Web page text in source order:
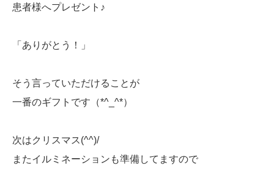
患者様へプレゼント♪
「ありがとう！」
そう言っていただけることが
一番のギフトです（*^_^*）
次はクリスマス(^^)/
またイルミネーションも準備してますので